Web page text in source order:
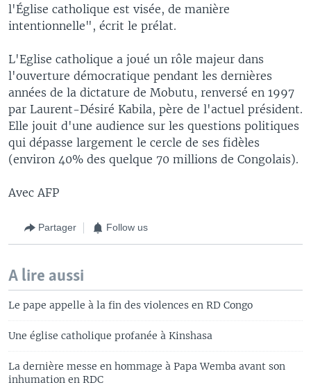
l'Église catholique est visée, de manière
intentionnelle", écrit le prélat.
L'Eglise catholique a joué un rôle majeur dans
l'ouverture démocratique pendant les dernières
années de la dictature de Mobutu, renversé en 1997
par Laurent-Désiré Kabila, père de l'actuel président.
Elle jouit d'une audience sur les questions politiques
qui dépasse largement le cercle de ses fidèles
(environ 40% des quelque 70 millions de Congolais).
Avec AFP
Partager Follow us
A lire aussi
Le pape appelle à la fin des violences en RD Congo
Une église catholique profanée à Kinshasa
La dernière messe en hommage à Papa Wemba avant son
inhumation en RDC